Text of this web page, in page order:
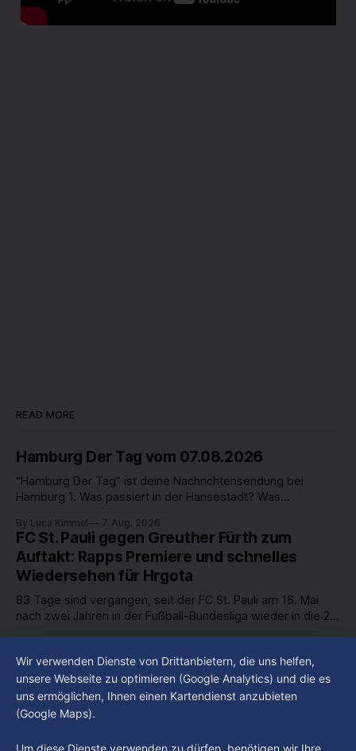
READ MORE
Hamburg Der Tag vom 07.08.2026
“Hamburg Der Tag” ist deine Nachrichtensendung bei
Hamburg 1. Was passiert in der Hansestadt? Was
in unserer Stadt an? Fragen, die von Montag bis Freitag LIVE
um 18 Uhr beantwortet werden - auf YouTube und im TV.
By Luca Kimmel 7. Aug. 2026
FC St. Pauli gegen Greuther Fürth zum
Auftakt: Rapps Premiere und schnelles
Wiedersehen für Hrgota
83 Tage sind vergangen, seit der FC St. Pauli am 16. Mai
nach zwei Jahren in der Fußball-Bundesliga wieder in die 2.
haben den Kiezclub verlassen. Dafür kamen in den letzten
Wochen einige
Im Gespräch mit Christian Pothe - Heute zu
Gast: Götz Tintelnot
By Luca Kimmel 6. Aug. 2026
Nissi's Kunstwelt - Folge 18
By Luca Kimmel 6. Aug. 2026
Wir verwenden Dienste von Drittanbietern, die uns helfen,
unsere Webseite zu optimieren (Google Analytics) und die es
uns ermöglichen, Ihnen einen Kartendienst anzubieten
(Google Maps).
Um diese Dienste verwenden zu dürfen, benötigen wir Ihre